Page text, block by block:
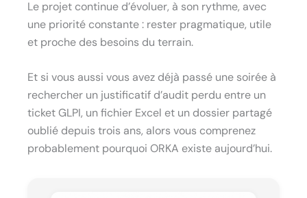
Le projet continue d’évoluer, à son rythme, avec
une priorité constante : rester pragmatique, utile
et proche des besoins du terrain.
Et si vous aussi vous avez déjà passé une soirée à
rechercher un justificatif d’audit perdu entre un
ticket GLPI, un fichier Excel et un dossier partagé
oublié depuis trois ans, alors vous comprenez
probablement pourquoi ORKA existe aujourd’hui.